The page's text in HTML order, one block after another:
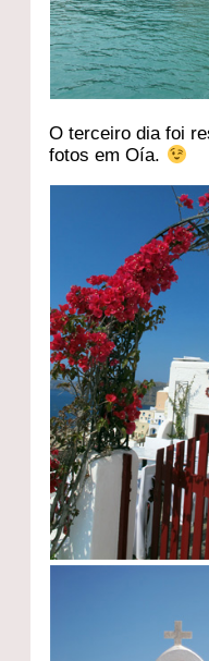
O terceiro dia foi
fotos em Oía.